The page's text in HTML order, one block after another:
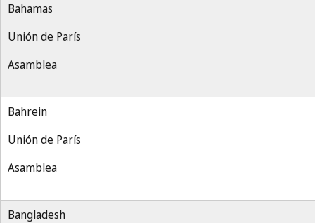
Bahamas
Unión de París
Asamblea
Bahrein
Unión de París
Asamblea
Bangladesh